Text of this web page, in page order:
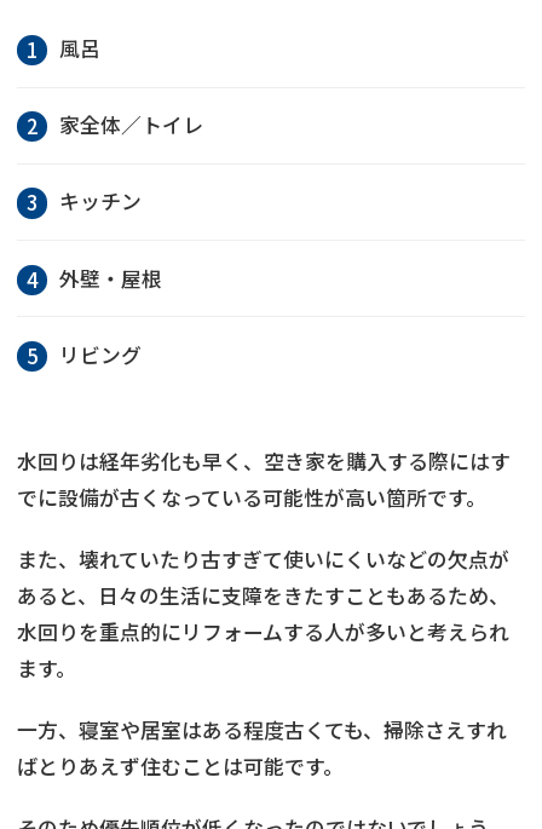
風呂
家全体／トイレ
キッチン
外壁・屋根
リビング
水回りは経年劣化も早く、空き家を購入する際にはす
でに設備が古くなっている可能性が高い箇所です。
また、壊れていたり古すぎて使いにくいなどの欠点が
あると、日々の生活に支障をきたすこともあるため、
水回りを重点的にリフォームする人が多いと考えられ
ます。
一方、寝室や居室はある程度古くても、掃除さえすれ
ばとりあえず住むことは可能です。